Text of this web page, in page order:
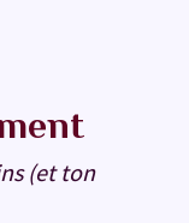
(et ton